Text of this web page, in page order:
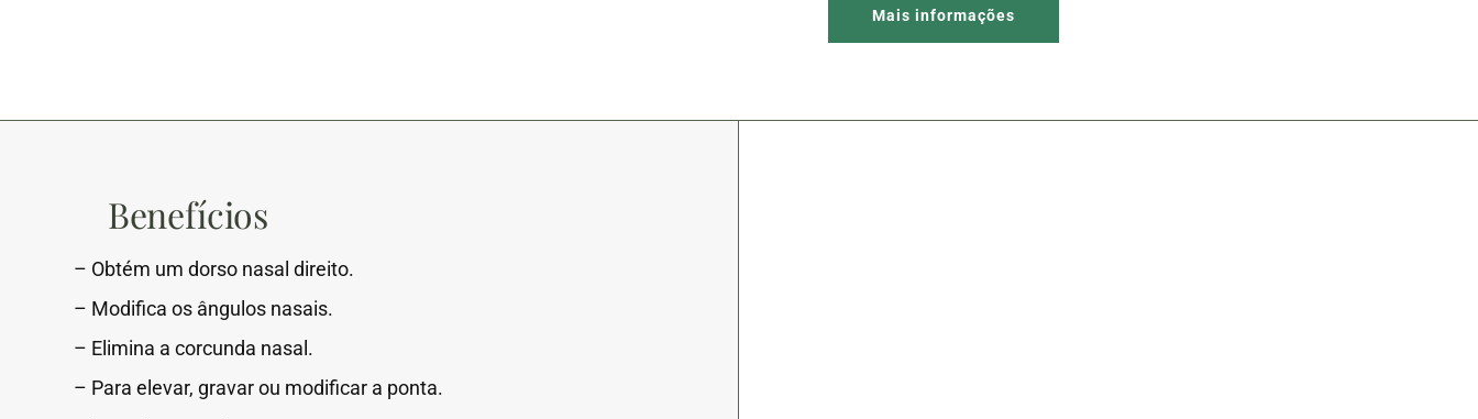
Mais informações
Benefícios
– Obtém um dorso nasal direito.
– Modifica os ângulos nasais.
– Elimina a corcunda nasal.
– Para elevar, gravar ou modificar a ponta.